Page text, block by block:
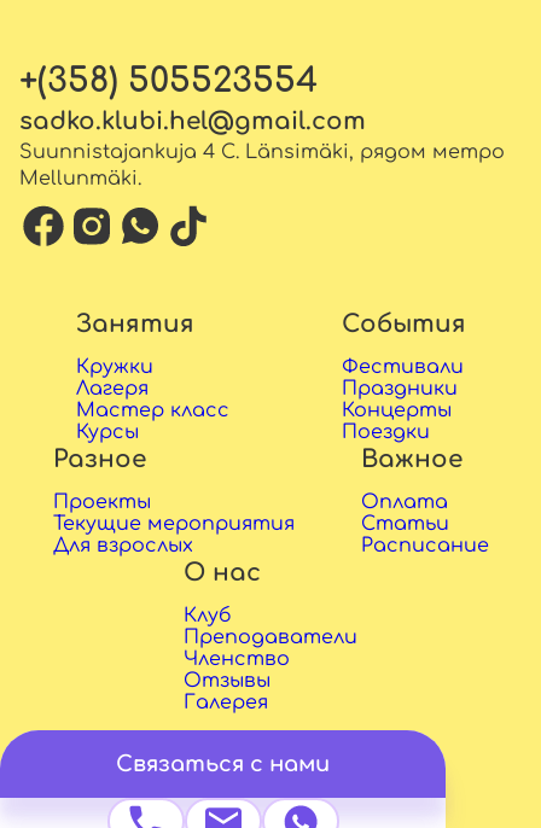
+(358) 505523554
sadko.klubi.hel@gmail.com
Suunnistajankuja 4 C. Länsimäki, рядом метро
Mellunmäki.
Занятия
Кружки
Лагеря
Мастер класс
Курсы
События
Фестивали
Праздники
Концерты
Поездки
Разное
Проекты
Текущие мероприятия
Для взрослых
Важное
Оплата
Статьи
Расписание
О нас
Клуб
Преподаватели
Членство
Отзывы
Галерея
Copyright © 2026 Sadko ry
Designed bydevan.fi &
Связаться с нами